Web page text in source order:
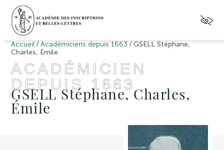
Accueil /Académiciens depuis 1663 /GSELL Stéphane,
Charles, Émile
ACADÉMICIEN
DEPUIS 1663
GSELL Stéphane, Charles,
Émile